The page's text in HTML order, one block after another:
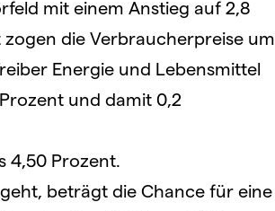
mit einem Anstieg auf 2,8
die Verbraucherpreise um
Energie und Lebensmittel
und damit 0,2
4,50 Prozent.
beträgt die Chance für eine